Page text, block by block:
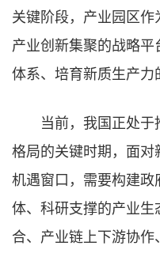
关键阶段，产业园区作
产业创新集聚的战略
体系、培育新质生产力
当前，我国正处
格局的关键时期，面
机遇窗口，需要构建
体、科研支撑的产业
合、产业链上下游协